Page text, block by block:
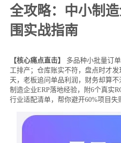
哪个
全攻略：中小制
围实战指南
【核心痛点直击】
多品种小批量订
工排产；仓库账实不符，盘点时才
天，老板追问单品利润，财务却算
制造企业ERP落地经验，附6个真实
行业适配清单，帮你避开60%项目失